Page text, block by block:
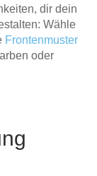
dir dein
Wähle
Frontenmuster
oder